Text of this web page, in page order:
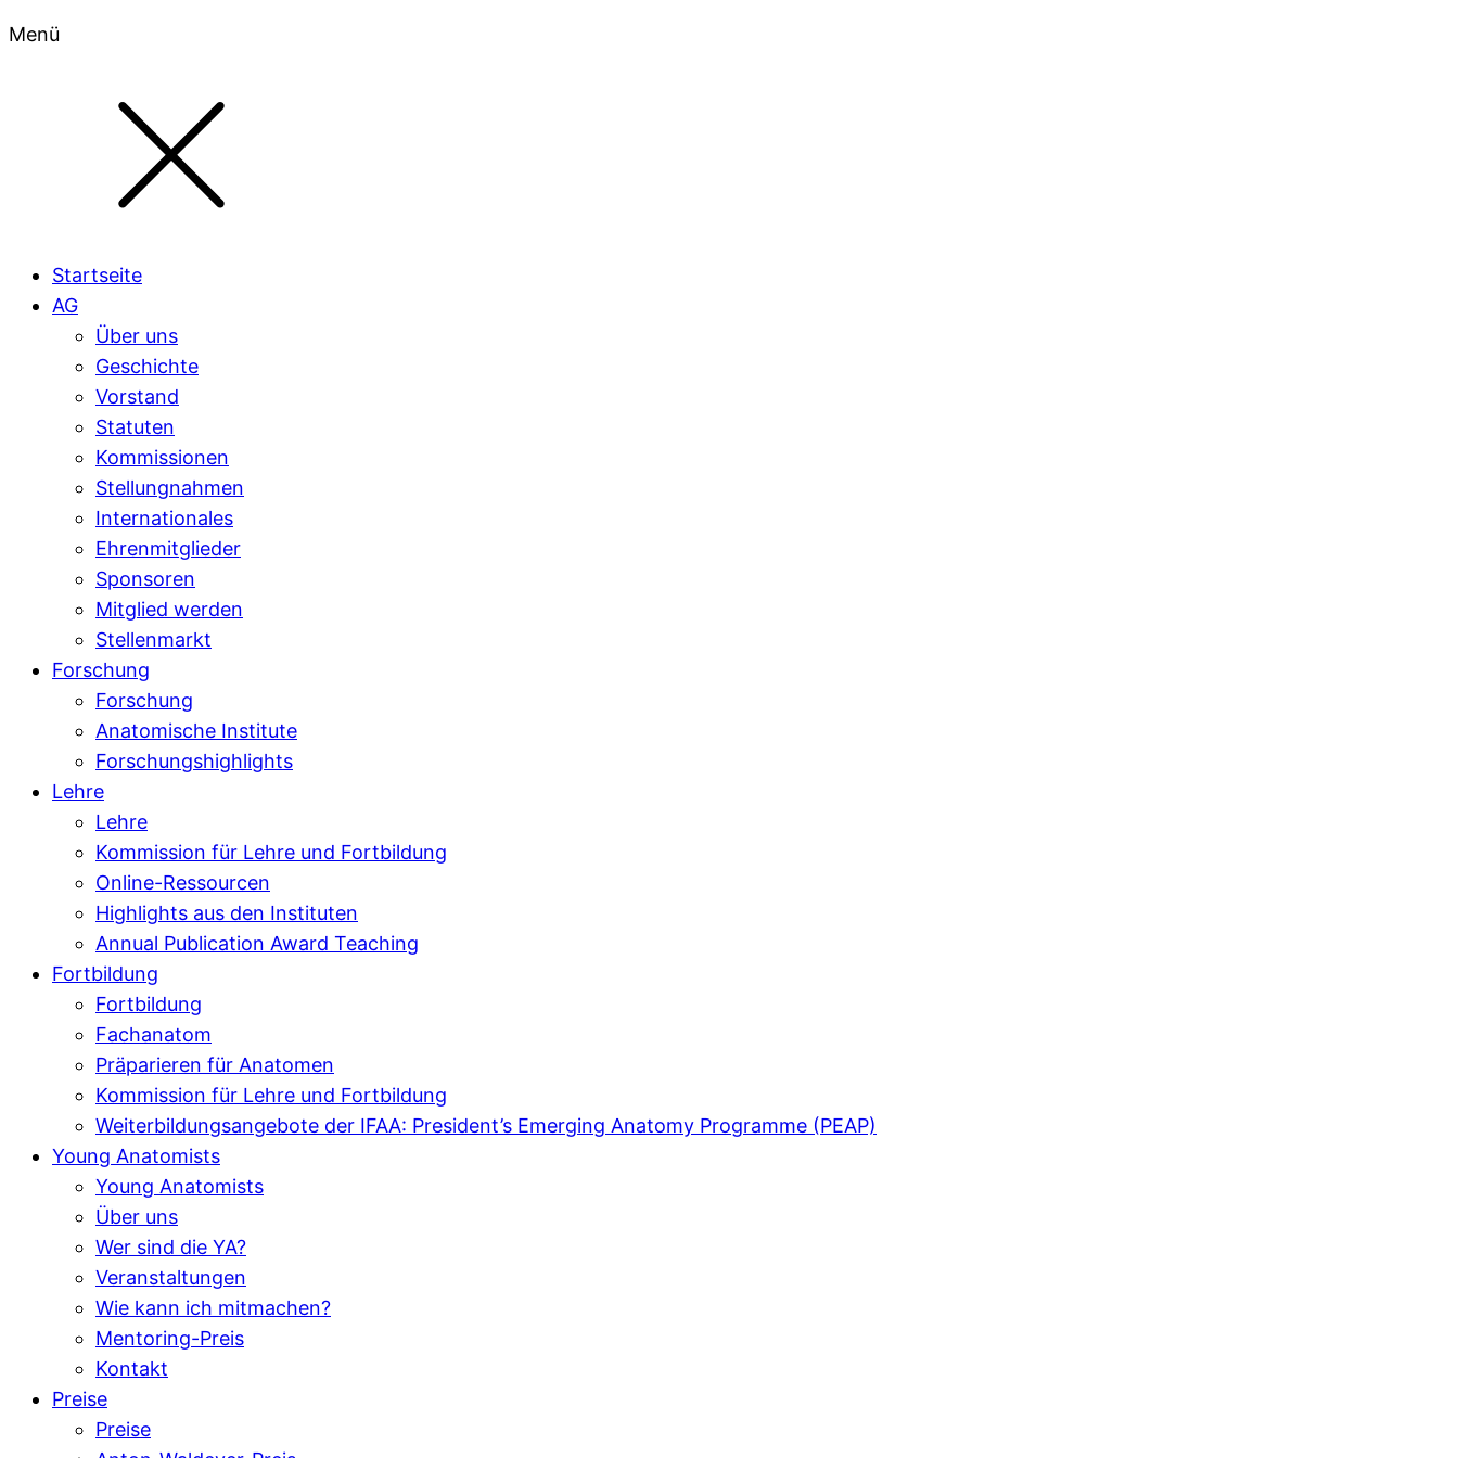
Menü
Startseite
AG
Über uns
Geschichte
Vorstand
Statuten
Kommissionen
Stellungnahmen
Internationales
Ehrenmitglieder
Sponsoren
Mitglied werden
Stellenmarkt
Forschung
Forschung
Anatomische Institute
Forschungshighlights
Lehre
Lehre
Kommission für Lehre und Fortbildung
Online-Ressourcen
Highlights aus den Instituten
Annual Publication Award Teaching
Fortbildung
Fortbildung
Fachanatom
Präparieren für Anatomen
Kommission für Lehre und Fortbildung
Weiterbildungsangebote der IFAA: President’s Emerging Anatomy Programme (PEAP)
Young Anatomists
Young Anatomists
Über uns
Wer sind die YA?
Veranstaltungen
Wie kann ich mitmachen?
Mentoring-Preis
Kontakt
Preise
Preise